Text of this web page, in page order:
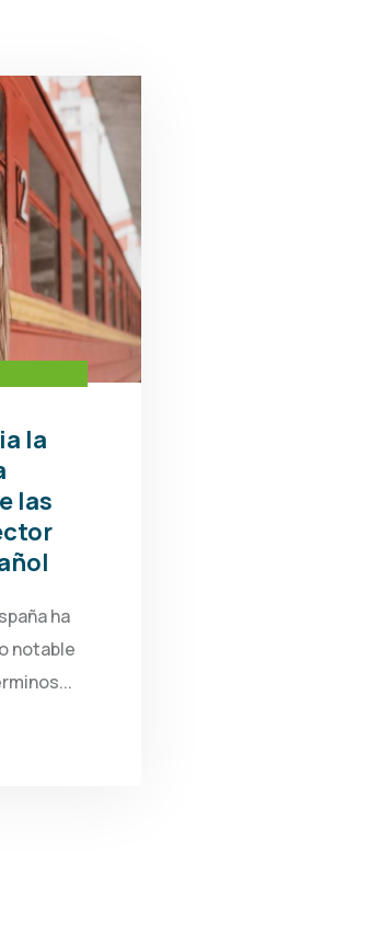
la
las
ha
notable